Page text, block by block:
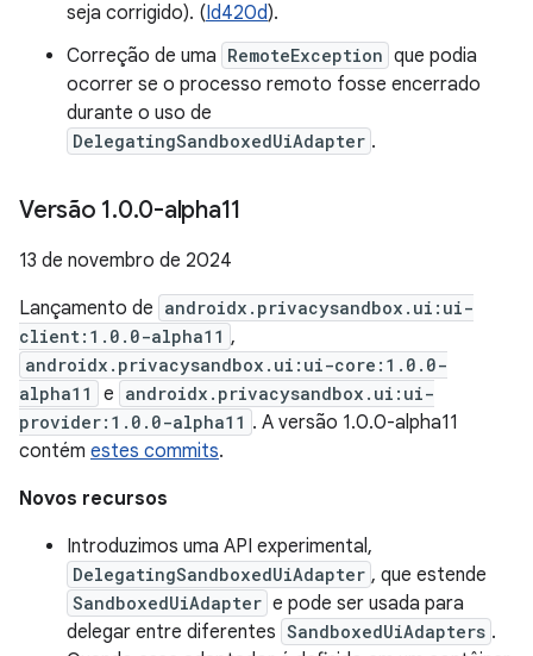
seja corrigido). (Id420d).
Correção de uma RemoteException que podia
ocorrer se o processo remoto fosse encerrado
durante o uso de
DelegatingSandboxedUiAdapter .
Versão 1.0.0-alpha11
13 de novembro de 2024
Lançamento de androidx.privacysandbox.ui:ui-
client:1.0.0-alpha11 ,
androidx.privacysandbox.ui:ui-core:1.0.0-
alpha11
e androidx.privacysandbox.ui:ui-
provider:1.0.0-alpha11 . A versão 1.0.0-alpha11
contém estes commits.
Novos recursos
Introduzimos uma API experimental,
DelegatingSandboxedUiAdapter , que estende
SandboxedUiAdapter e pode ser usada para
delegar entre diferentes SandboxedUiAdapters .